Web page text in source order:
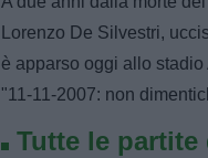
Lorenzo De Silvestri,
è apparso oggi allo
"11-11-2007: non
Tutte le partite